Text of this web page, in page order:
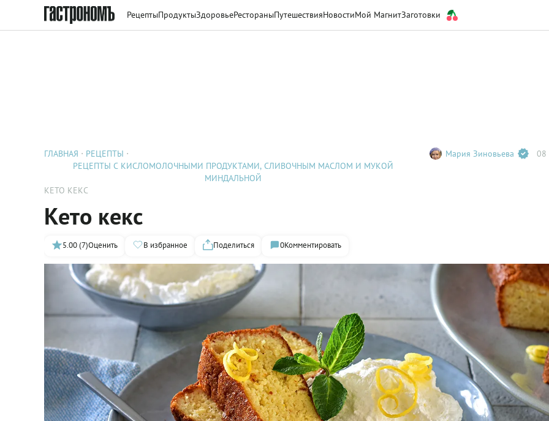
РецептыПродуктыЗдоровьеРестораныПутешествияНовостиМой МагнитЗаготовки
ГЛАВНАЯ
РЕЦЕПТЫ
РЕЦЕПТЫ С КИСЛОМОЛОЧНЫМИ ПРОДУКТАМИ, СЛИВОЧНЫМ МАСЛОМ И МУКОЙ
МИНДАЛЬНОЙ
КЕТО КЕКС
Мария Зиновьева 08
Кето кекс
5.00 (7)Оценить В избранное Поделиться 0Комментировать